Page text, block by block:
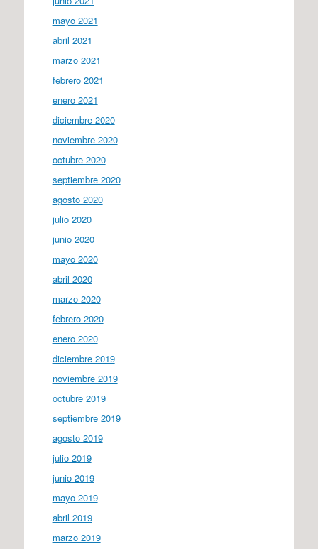
mayo 2021
abril 2021
marzo 2021
febrero 2021
enero 2021
diciembre 2020
noviembre 2020
octubre 2020
septiembre 2020
agosto 2020
julio 2020
junio 2020
mayo 2020
abril 2020
marzo 2020
febrero 2020
enero 2020
diciembre 2019
noviembre 2019
octubre 2019
septiembre 2019
agosto 2019
julio 2019
junio 2019
mayo 2019
abril 2019
marzo 2019